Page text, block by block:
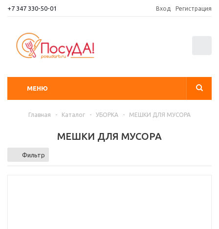
+7 347 330-50-01 Вход Регистрация
МЕНЮ
Главная - Каталог - УБОРКА - МЕШКИ ДЛЯ МУСОРА
МЕШКИ ДЛЯ МУСОРА
Фильтр